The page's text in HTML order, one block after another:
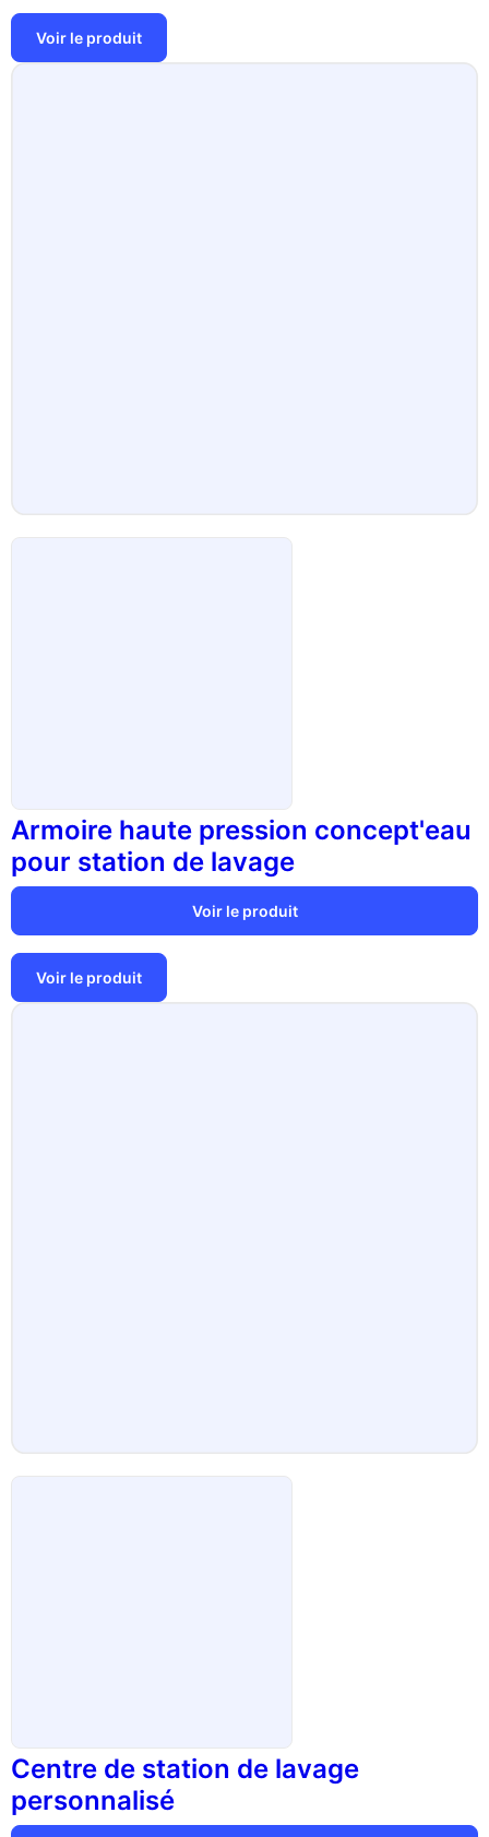
Voir le produit
Armoire haute pression concept'eau
pour station de lavage
Voir le produit
Voir le produit
Centre de station de lavage
personnalisé